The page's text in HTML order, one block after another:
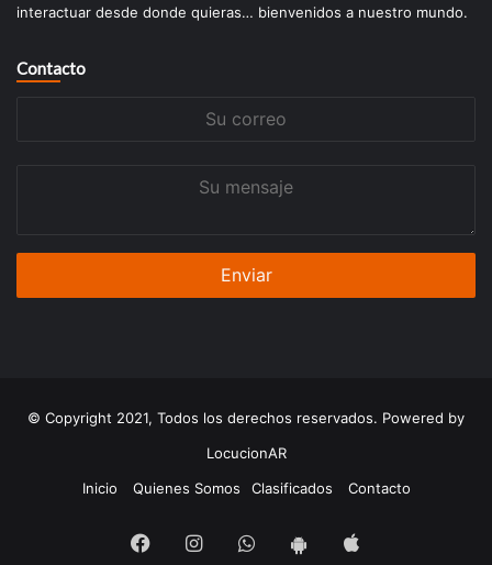
interactuar desde donde quieras… bienvenidos a nuestro mundo.
Contacto
© Copyright 2021, Todos los derechos reservados. Powered by
LocucionAR
Inicio
Quienes Somos Clasificados Contacto
FacebookInstagramWhatsapp